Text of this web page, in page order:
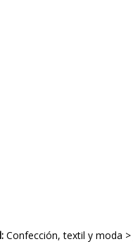
Confección, textil y moda >